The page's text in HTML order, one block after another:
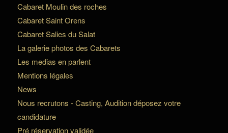
Cabaret Moulin des roches
Cabaret Saint Orens
Cabaret Salies du Salat
La galerie photos des Cabarets
Les medias en parlent
Mentions légales
News
Nous recrutons - Casting, Audition déposez votre
candidature
Pré réservation validée